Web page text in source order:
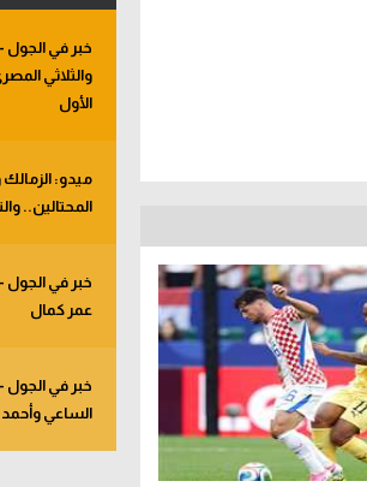
والثلاثي
الأول
ميدو:
المحتالين..
خبر في الجول
عمر كمال
خبر في الجول
الساعي وأحمد